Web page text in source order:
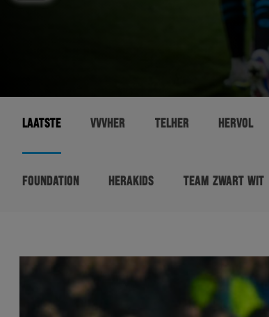
LAATSTE VVVHER TELHER HERVOL
FOUNDATION HERAKIDS TEAM ZWART WIT